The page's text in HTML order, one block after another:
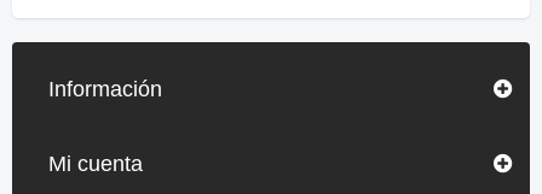
Información
Mi cuenta